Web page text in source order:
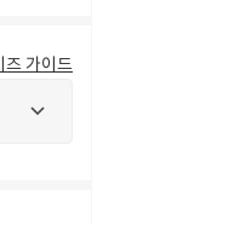
즈 가이드